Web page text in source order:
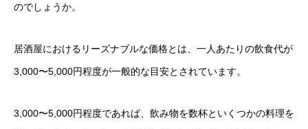
のでしょうか。
居酒屋におけるリーズナブルな価格とは、一人あたりの飲食代が
3,000〜5,000円程度が一般的な目安とされています。
3,000〜5,000円程度であれば、飲み物を数杯といくつかの料理を